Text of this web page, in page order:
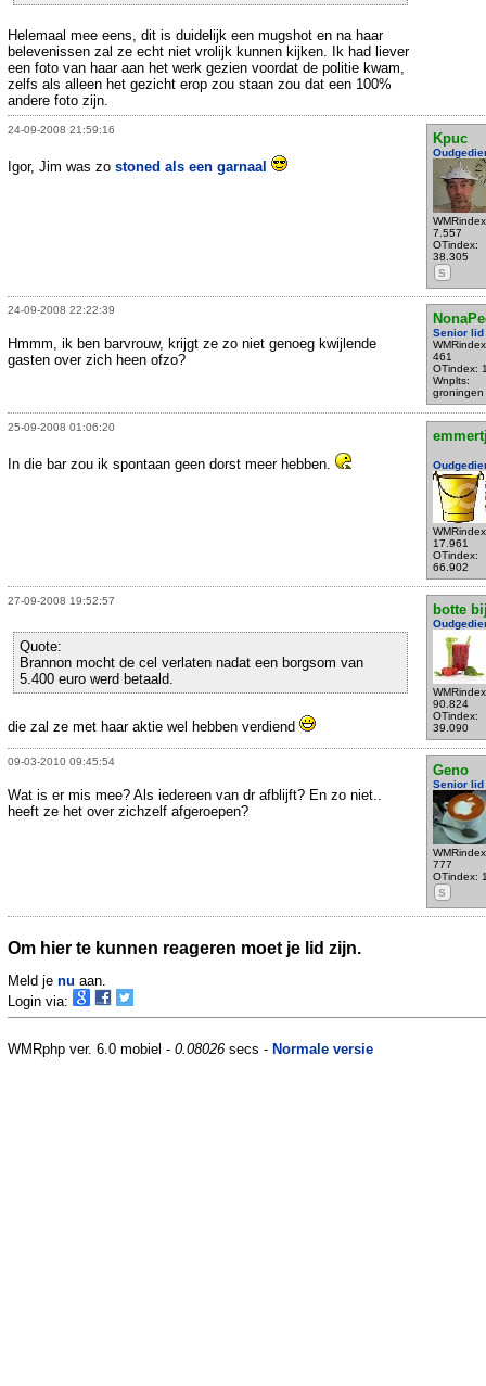
Helemaal mee eens, dit is duidelijk een mugshot en na haar
belevenissen zal ze echt niet vrolijk kunnen kijken. Ik had liever
een foto van haar aan het werk gezien voordat de politie kwam,
zelfs als alleen het gezicht erop zou staan zou dat een 100%
andere foto zijn.
24-09-2008 21:59:16
Kpuc
7.557
OTindex:
38.305
S
Igor, Jim was zo stoned als een garnaal
24-09-2008 22:22:39
Senior lid
461
OTindex:
Wnplts:
groningen
Hmmm, ik ben barvrouw, krijgt ze zo niet genoeg kwijlende
gasten over zich heen ofzo?
25-09-2008 01:06:20
17.961
OTindex:
66.902
In die bar zou ik spontaan geen dorst meer hebben.
27-09-2008 19:52:57
botte
90.824
OTindex:
39.090
Quote:
Brannon mocht de cel verlaten nadat een borgsom van
5.400 euro werd betaald.
die zal ze met haar aktie wel hebben verdiend
09-03-2010 09:45:54
Geno
Senior lid
777
OTindex:
S
Wat is er mis mee? Als iedereen van dr afblijft? En zo niet..
heeft ze het over zichzelf afgeroepen?
Om hier te kunnen reageren moet je lid zijn.
Meld je nu aan.
Login via:
WMRphp ver. 6.0 mobiel - 0.08026 secs - Normale versie